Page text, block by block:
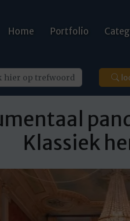
Home Portfolio
Klassiek